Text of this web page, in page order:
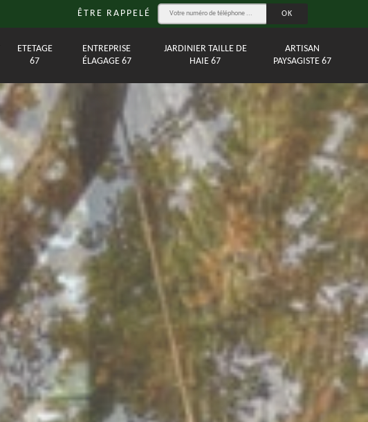
ÊTRE RAPPELÉ
ETETAGE
67
ENTREPRISE
ÉLAGAGE 67
JARDINIER TAILLE DE
HAIE 67
ARTISAN
PAYSAGISTE 67